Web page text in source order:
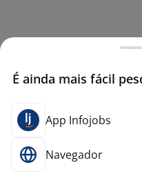
É ainda mais fácil
App Infojobs
Navegador